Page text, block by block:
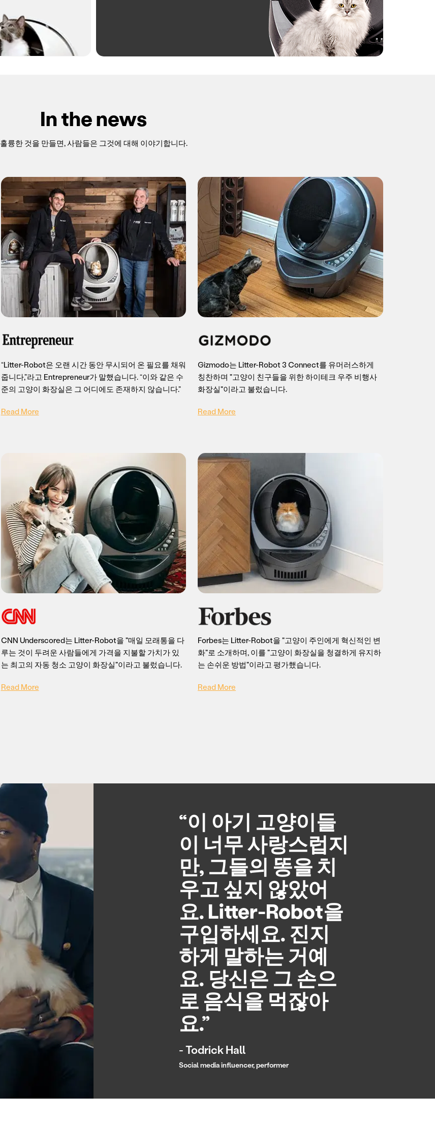
In the news
훌륭한 것을 만들면, 사람들은 그것에 대해 이야기합니다.
“Litter-Robot은 오랜 시간 동안 무시되어 온 필요를 채워
줍니다,”라고 Entrepreneur가 말했습니다. “이와 같은 수
준의 고양이 화장실은 그 어디에도 존재하지 않습니다.”
Read More
Gizmodo는 Litter-Robot 3 Connect를 유머러스하게
칭찬하며 "고양이 친구들을 위한 하이테크 우주 비행사
화장실"이라고 불렀습니다.
Read More
CNN Underscored는 Litter-Robot을 "매일 모래통을 다
루는 것이 두려운 사람들에게 가격을 지불할 가치가 있
는 최고의 자동 청소 고양이 화장실"이라고 불렀습니다.
Read More
Forbes는 Litter-Robot을 "고양이 주인에게 혁신적인 변
화"로 소개하며, 이를 "고양이 화장실을 청결하게 유지하
는 손쉬운 방법"이라고 평가했습니다.
Read More
“이 아기 고양이들
이 너무 사랑스럽지
만, 그들의 똥을 치
우고 싶지 않았어
요. Litter-Robot을
구입하세요. 진지
하게 말하는 거예
요. 당신은 그 손으
로 음식을 먹잖아
요.”
- Todrick Hall
Social media influencer, performer